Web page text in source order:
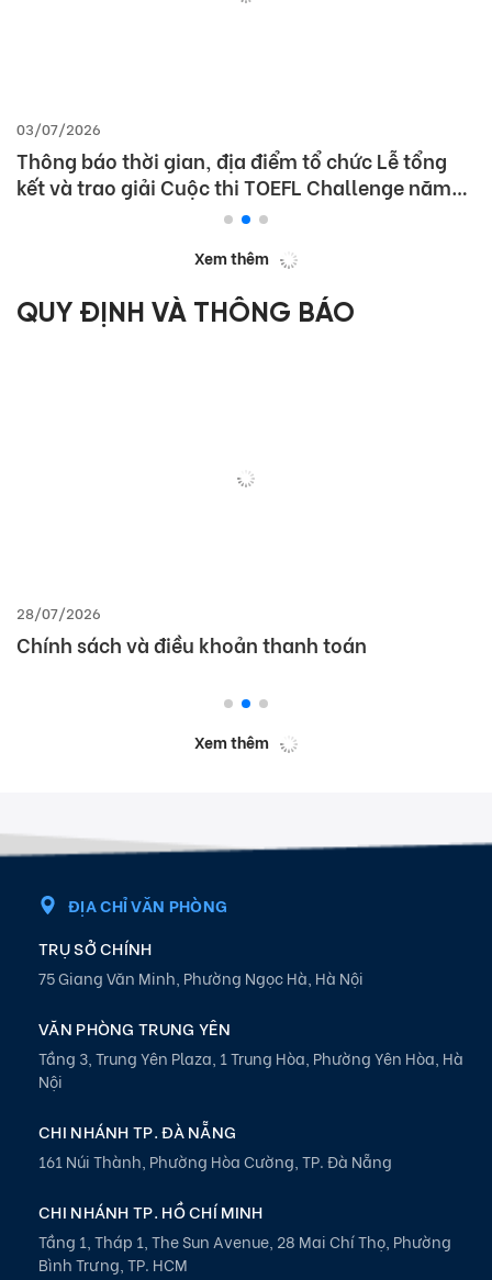
03/07/2026
Thông báo thời gian, địa điểm tổ chức Lễ tổng
kết và trao giải Cuộc thi TOEFL Challenge năm
Xem thêm
QUY ĐỊNH VÀ THÔNG BÁO
28/07/2026
Chính sách và điều khoản thanh toán
Xem thêm
ĐỊA CHỈ VĂN PHÒNG
TRỤ SỞ CHÍNH
75 Giang Văn Minh, Phường Ngọc Hà, Hà Nội
VĂN PHÒNG TRUNG YÊN
Tầng 3, Trung Yên Plaza, 1 Trung Hòa, Phường Yên Hòa, Hà
Nội
CHI NHÁNH TP. ĐÀ NẴNG
161 Núi Thành, Phường Hòa Cường, TP. Đà Nẵng
CHI NHÁNH TP. HỒ CHÍ MINH
Tầng 1, Tháp 1, The Sun Avenue, 28 Mai Chí Thọ, Phường
Bình Trưng, TP. HCM